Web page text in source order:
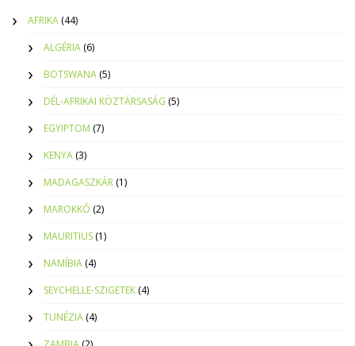
AFRIKA (44)
ALGÉRIA (6)
BOTSWANA (5)
DÉL-AFRIKAI KÖZTÁRSASÁG (5)
EGYIPTOM (7)
KENYA (3)
MADAGASZKÁR (1)
MAROKKÓ (2)
MAURITIUS (1)
NAMÍBIA (4)
SEYCHELLE-SZIGETEK (4)
TUNÉZIA (4)